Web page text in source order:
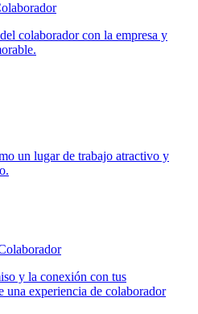
colaborador con la empresa y
un lugar de trabajo atractivo y
y la conexión con tus
una experiencia de colaborador